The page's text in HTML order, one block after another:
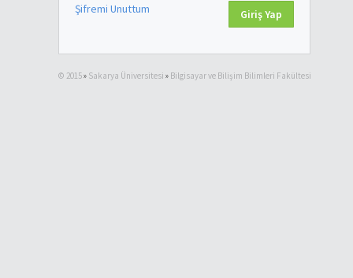
Şifremi Unuttum
© 2015» Sakarya Üniversitesi » Bilgisayar ve Bilişim Bilimleri Fakültesi